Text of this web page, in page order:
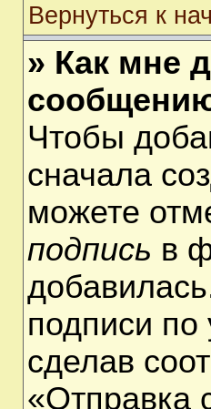
Вернуться к
» Как мне
Чтобы
сначала
можете
подпись в
подписи
сделав
«Отправка